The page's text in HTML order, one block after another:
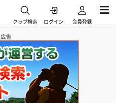
クラブ検索 ログイン 会員登録
広告